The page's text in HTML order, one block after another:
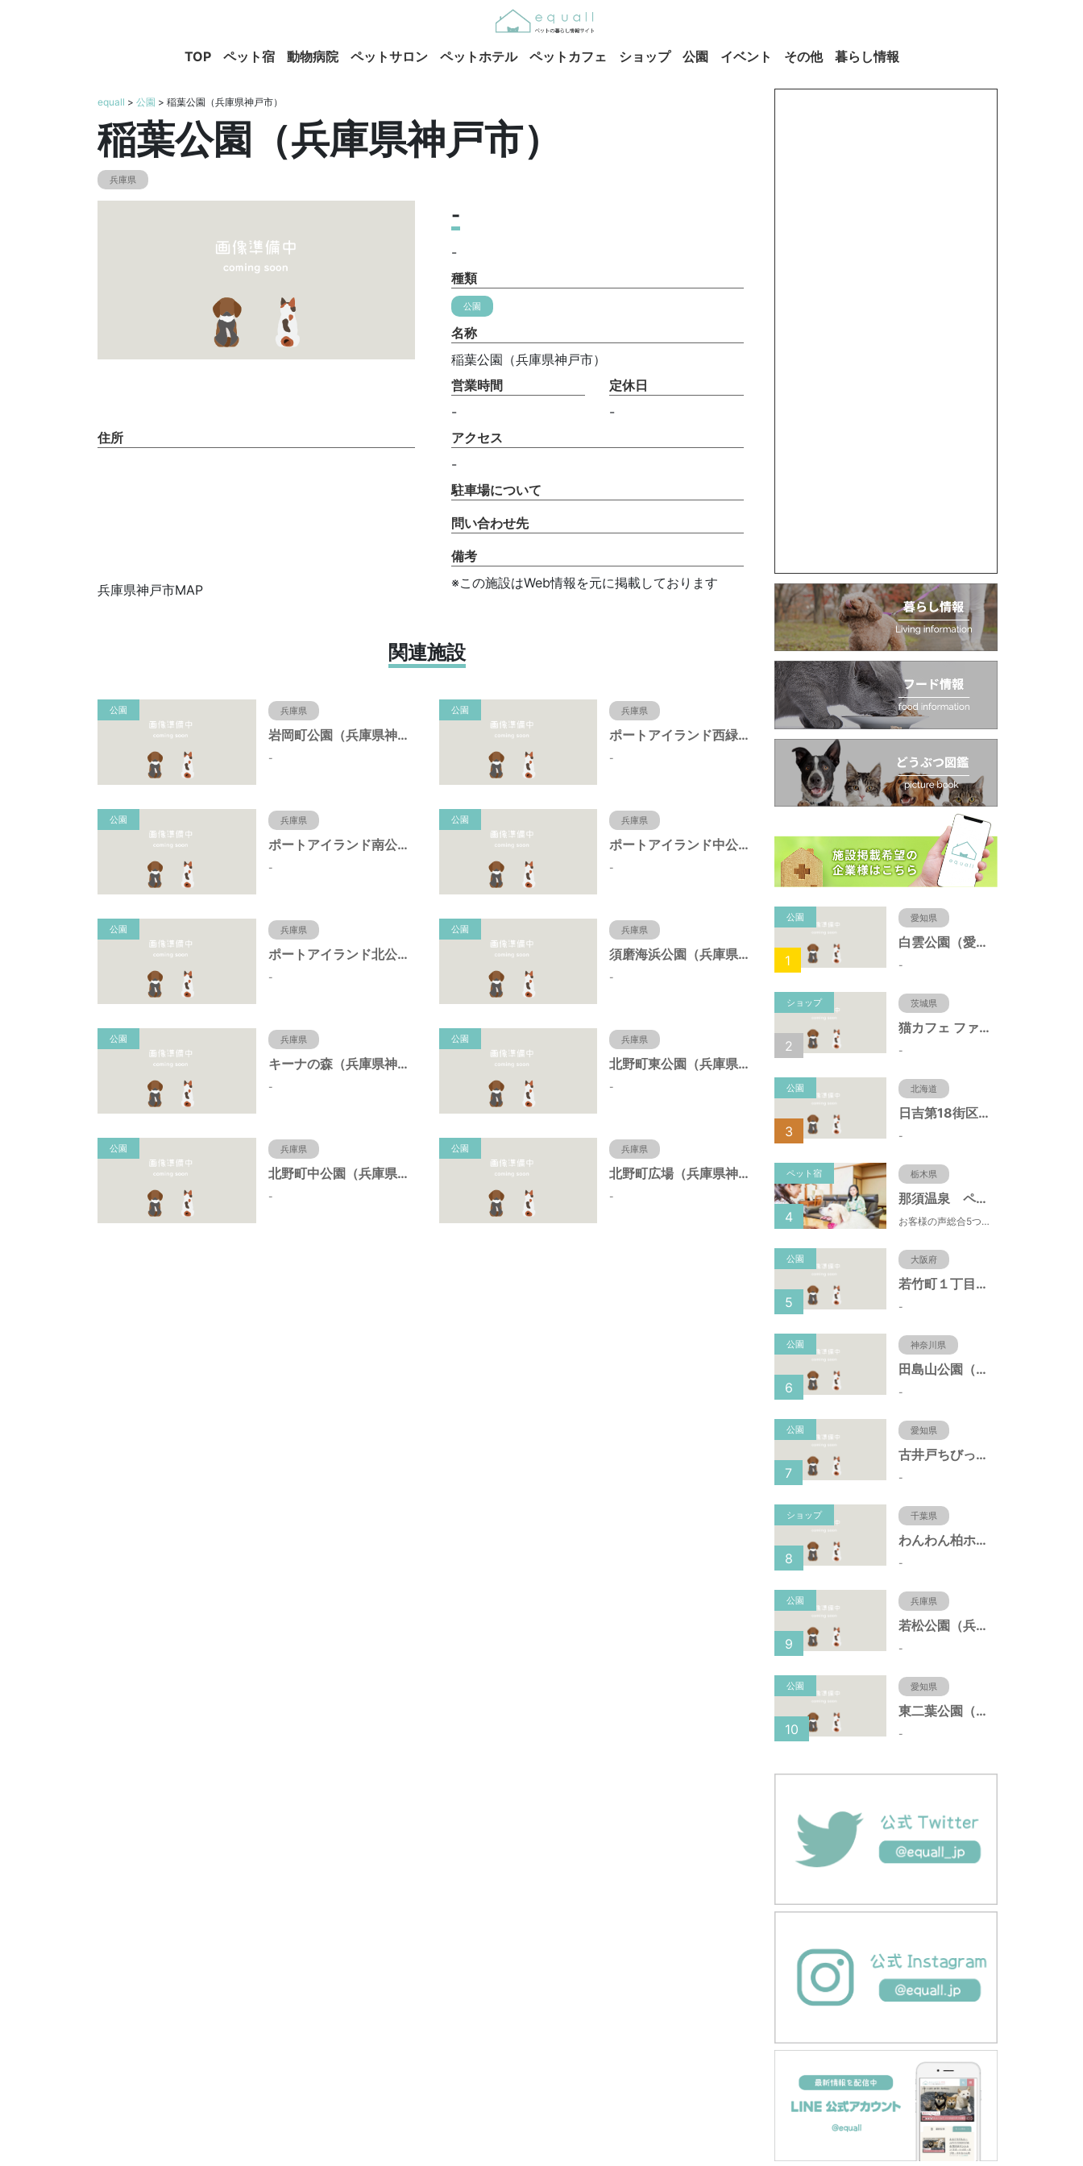
TOP ペット宿 動物病院 ペットサロン ペットホテル ペットカフェ ショップ 公園 イベント その他 暮らし情報
equall > 公園 > 稲葉公園（兵庫県神戸市）
稲葉公園（兵庫県神戸市）
兵庫県
-
-
種類
公園
名称
稲葉公園（兵庫県神戸市）
営業時間
-
定休日
-
住所
兵庫県神戸市MAP
アクセス
-
駐車場について
問い合わせ先
備考
※この施設はWeb情報を元に掲載しております
関連施設
公園 兵庫県
岩岡町公園（兵庫県神戸市）
-
公園 兵庫県
ポートアイランド西緑地（兵庫県神戸市）
-
公園 兵庫県
ポートアイランド南公園（兵庫県神戸市）
-
公園 兵庫県
ポートアイランド中公園（兵庫県神戸市）
-
公園 兵庫県
ポートアイランド北公園（兵庫県神戸市）
-
公園 兵庫県
須磨海浜公園（兵庫県神戸市）
-
公園 兵庫県
キーナの森（兵庫県神戸市）
-
公園 兵庫県
北野町東公園（兵庫県神戸市）
-
公園 兵庫県
北野町中公園（兵庫県神戸市）
-
公園 兵庫県
北野町広場（兵庫県神戸市）
-
公園 愛知県
白雲公園（愛知県名古屋市）
-
1
ショップ 茨城県
猫カフェ ファミリーズ
-
2
公園 北海道
日吉第18街区公園（北海道函館市）
-
3
ペット宿 栃木県
那須温泉 ペット＆スパホテル 那須ワン
お客様の声総合5つ星■1日限定４組貸切風呂■室内ドッグランあり♪
4
公園 大阪府
若竹町１丁目第３公園（大阪府豊中市）
-
5
公園 神奈川県
田島山公園（神奈川県藤沢市）
-
6
公園 愛知県
古井戸ちびっ子広場（愛知県大府市）
-
7
ショップ 千葉県
わんわん柏ホームビレッジ（老犬ホーム・老犬ホテル）
-
8
公園 兵庫県
若松公園（兵庫県神戸市）
-
9
公園 愛知県
東二葉公園（愛知県名古屋市）
-
10